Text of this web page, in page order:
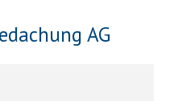
AG